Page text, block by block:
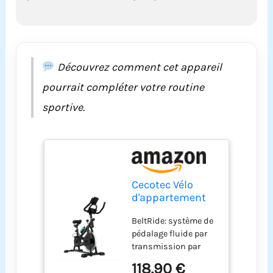
avez besoin.
Découvrez comment cet appareil
pourrait compléter votre routine
sportive.
Cecotec Vélo
d'appartement
Indoor 6000
Forcis. Volant
d'inertie de 6 Kg,
résistance
BeltRide: système de
pédalage fluide par
transmission par
118,90 €